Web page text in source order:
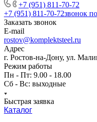
+7 (951) 811-70-72
+7 (951) 811-70-72звонок
Заказать звонок
E-mail
rostov@komplektsteel.ru
Адрес
г. Ростов-на-Дону, ул.
Режим работы
Пн - Пт: 9.00 - 18.00
Сб - Вс: выходные
Быстрая заявка
Каталог